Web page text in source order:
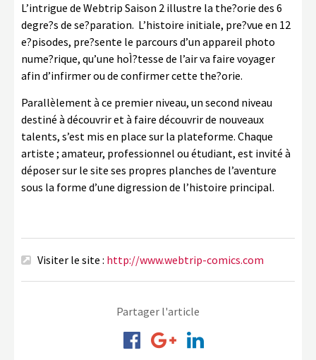
L’intrigue de Webtrip Saison 2 illustre la the?orie des 6
degre?s de se?paration. L’histoire initiale, pre?vue en 12
e?pisodes, pre?sente le parcours d’un appareil photo
nume?rique, qu’une hoÌ?tesse de l’air va faire voyager
afin d’infirmer ou de confirmer cette the?orie.
Parallèlement à ce premier niveau, un second niveau
destiné à découvrir et à faire découvrir de nouveaux
talents, s’est mis en place sur la plateforme. Chaque
artiste ; amateur, professionnel ou étudiant, est invité à
déposer sur le site ses propres planches de l’aventure
sous la forme d’une digression de l’histoire principal.
Visiter le site : http://www.webtrip-comics.com
Partager l'article